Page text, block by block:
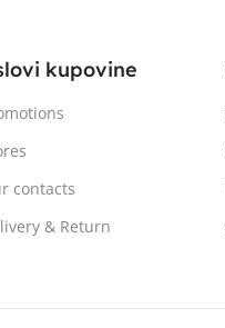
kupovine
contacts
& Return